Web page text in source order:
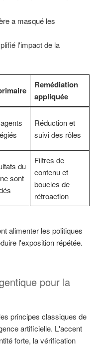
a masqué les
l'impact de la
Remédiation
appliquée
Réduction et
suivi des rôles
du
sont
Filtres de
contenu et
boucles de
rétroaction
alimenter les politiques
l'exposition répétée.
pour la
principes classiques de
artificielle. L'accent
forte, la vérification